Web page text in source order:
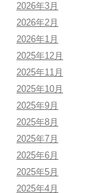
2026年3月
2026年2月
2026年1月
2025年12月
2025年11月
2025年10月
2025年9月
2025年8月
2025年7月
2025年6月
2025年5月
2025年4月